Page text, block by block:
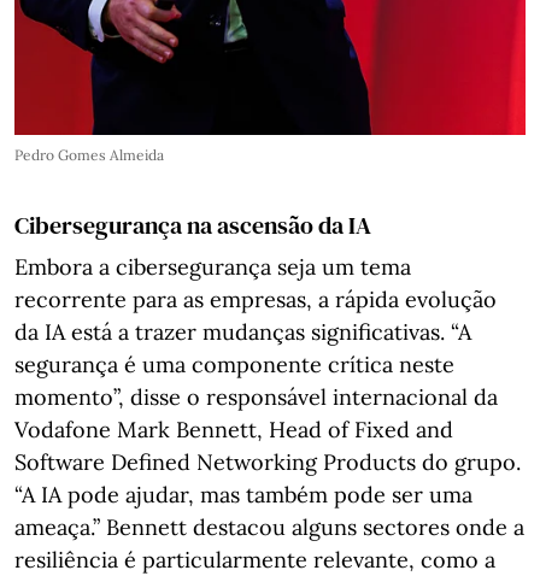
Pedro Gomes Almeida
Cibersegurança na ascensão da IA
Embora a cibersegurança seja um tema
recorrente para as empresas, a rápida evolução
da IA está a trazer mudanças significativas. “A
segurança é uma componente crítica neste
momento”, disse o responsável internacional da
Vodafone Mark Bennett, Head of Fixed and
Software Defined Networking Products do grupo.
“A IA pode ajudar, mas também pode ser uma
ameaça.” Bennett destacou alguns sectores onde a
resiliência é particularmente relevante, como a